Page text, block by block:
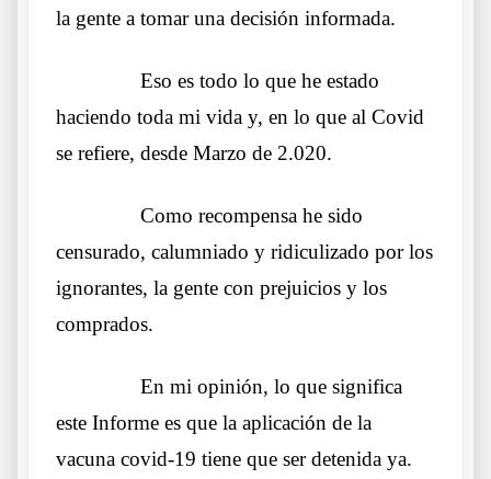
la gente a tomar una decisión informada.
Eso es todo lo que he estado
haciendo toda mi vida y, en lo que al Covid
se refiere, desde Marzo de 2.020.
Como recompensa he sido
censurado, calumniado y ridiculizado por los
ignorantes, la gente con prejuicios y los
comprados.
En mi opinión, lo que significa
este Informe es que la aplicación de la
vacuna covid-19 tiene que ser detenida ya.